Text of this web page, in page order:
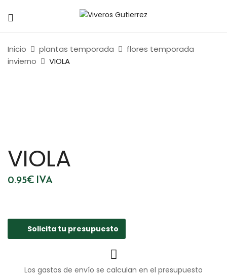
Inicio plantas temporada
flores temporada
invierno
VIOLA
VIOLA
0.95€ IVA
Solicita tu presupuesto
Los gastos de envío se calculan en el presupuesto